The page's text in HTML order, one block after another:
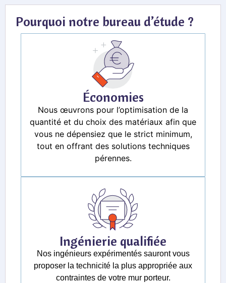
Pourquoi notre bureau d’étude ?
Économies
Nous œuvrons pour l’optimisation de la
quantité et du choix des matériaux afin que
vous ne dépensiez que le strict minimum,
tout en offrant des solutions techniques
pérennes.
Ingénierie qualifiée
Nos ingénieurs expérimentés sauront vous
proposer la technicité la plus appropriée aux
contraintes de votre mur porteur.